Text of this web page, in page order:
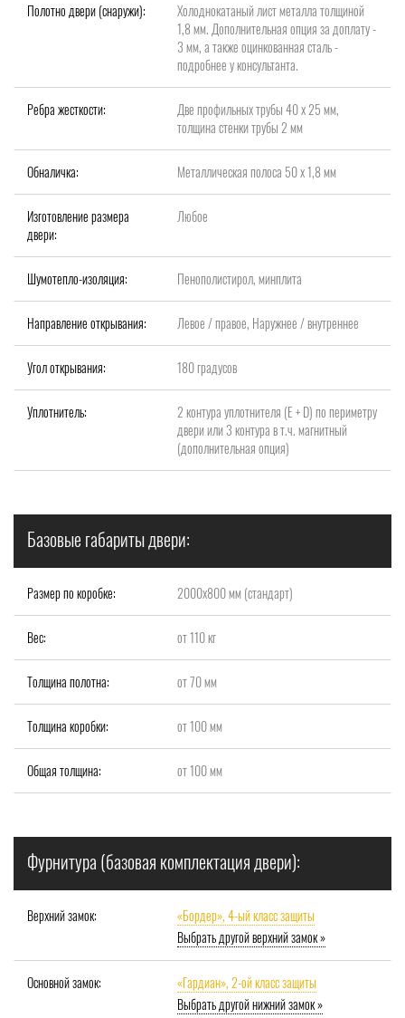
Полотно двери (снаружи):
Холоднокатаный лист металла толщиной
1,8 мм. Дополнительная опция за доплату -
3 мм, а также оцинкованная сталь -
подробнее у консультанта.
Ребра жесткости:
Две профильных трубы 40 х 25 мм,
толщина стенки трубы 2 мм
Обналичка: Металлическая полоса 50 х 1,8 мм
Изготовление размера
двери:
Любое
Шумотепло-изоляция: Пенополистирол, минплита
Направление открывания: Левое / правое, Наружнее / внутреннее
Угол открывания: 180 градусов
Уплотнитель:
2 контура уплотнителя (Е + D) по периметру
двери или 3 контура в т.ч. магнитный
(дополнительная опция)
Базовые габариты двери:
Размер по коробке: 2000x800 мм (стандарт)
Вес: от 110 кг
Толщина полотна: от 70 мм
Толщина коробки: от 100 мм
Общая толщина: от 100 мм
Фурнитура (базовая комплектация двери):
Верхний замок:
«Бордер», 4-ый класс защиты
Выбрать другой верхний замок »
Основной замок:
«Гардиан», 2-ой класс защиты
Выбрать другой нижний замок »